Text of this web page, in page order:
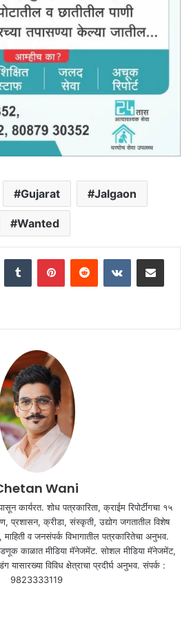
Gujarat Jalgaon
Wanted
Tumblr PinterestReddit VKontakteShare via Email
Wani
कार्यरत. शोध पत्रकारिता, क्राईम रिपोर्टींगचा १५
प्रशासन, क्रीडा, संस्कृती, उद्योग जगतातील विशेष
व जनसंपर्क विभागातील पत्रकारितेचा अनुभव.
काळात मीडिया मॅनेजमेंट. सोशल मीडिया मॅनेजमेंट,
यासारख्या विविध क्षेत्राचा प्रदीर्घ अनुभव. संपर्क :
9823333119